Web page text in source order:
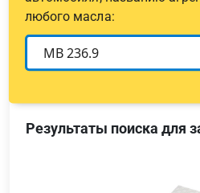
любого масла:
Результаты поиска для